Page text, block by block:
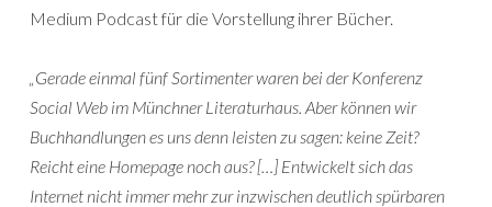
Medium Podcast für die Vorstellung ihrer Bücher.
„Gerade einmal fünf Sortimenter waren bei der Konferenz
Social Web im Münchner Literaturhaus. Aber können wir
Buchhandlungen es uns denn leisten zu sagen: keine Zeit?
Reicht eine Homepage noch aus? […] Entwickelt sich das
Internet nicht immer mehr zur inzwischen deutlich spürbaren